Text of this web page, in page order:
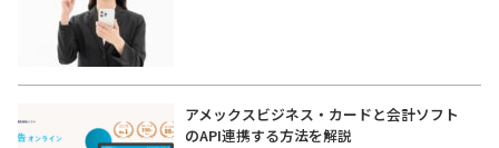
アメックスビジネス・カードと会計ソフト
のAPI連携する方法を解説